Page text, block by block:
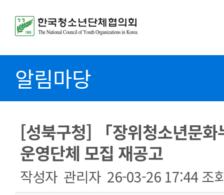
알림마당
[성북구청] 「장위청소년문
운영단체 모집 재공고
작성자 관리자 26-03-26 17:44 조